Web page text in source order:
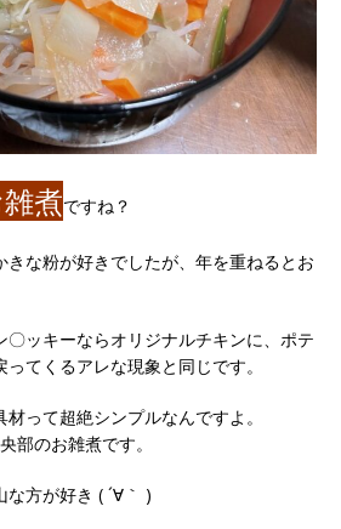
煮ですね？
な粉が好きでしたが、年を重ねるとお
ッキーならオリジナルチキンに、ポテ
てくるアレな現象と同じです。
って超絶シンプルなんですよ。
部のお雑煮です。
方が好き ( ´∀｀ )